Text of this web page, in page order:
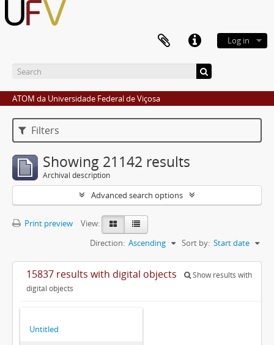
Log in
ATOM da Universidade Federal de Viçosa
Filters
Showing 21142 results
Archival description
Advanced search options
Print preview
View:
Sort by: Start date
Direction: Ascending
15837 results with digital objects
Show results with
digital objects
Untitled